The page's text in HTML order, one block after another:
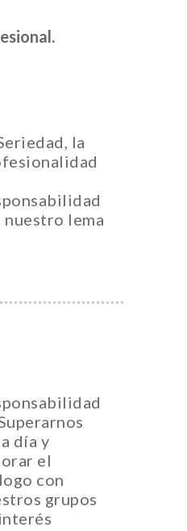
la
nuestro lema
día y
el
con
grupos